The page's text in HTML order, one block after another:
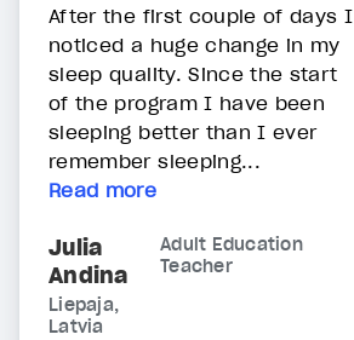
After the first couple of days I
noticed a huge change in my
sleep quality. Since the start
of the program I have been
sleeping better than I ever
remember sleeping...
Read more
Julia
Andina
Adult Education
Teacher
Liepaja,
Latvia